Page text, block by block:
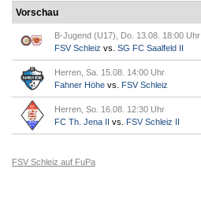
Vorschau
B-Jugend (U17), Do. 13.08. 18:00 Uhr
FSV Schleiz vs. SG FC Saalfeld II
Herren, Sa. 15.08. 14:00 Uhr
Fahner Höhe vs. FSV Schleiz
Herren, So. 16.08. 12:30 Uhr
FC Th. Jena II vs. FSV Schleiz II
FSV Schleiz auf FuPa